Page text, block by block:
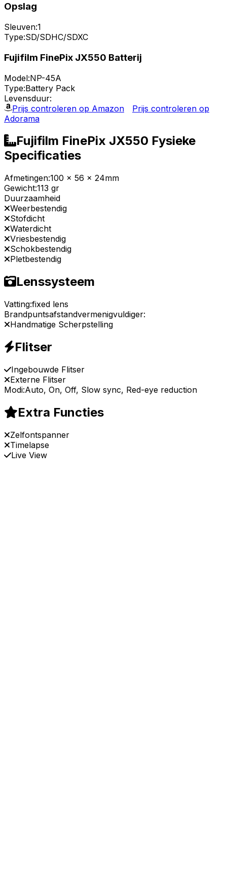
Opslag
Sleuven:1
Type:SD/SDHC/SDXC
Fujifilm FinePix JX550 Batterij
Model:NP-45A
Type:Battery Pack
Levensduur:
Prijs controleren op Amazon
Prijs controleren op
Adorama
Fujifilm FinePix JX550 Fysieke
Specificaties
Afmetingen:100 x 56 x 24mm
Gewicht:113 gr
Duurzaamheid
Weerbestendig
Stofdicht
Waterdicht
Vriesbestendig
Schokbestendig
Pletbestendig
Lenssysteem
Vatting:fixed lens
Brandpuntsafstandvermenigvuldiger:
Handmatige Scherpstelling
Flitser
Ingebouwde Flitser
Externe Flitser
Modi:Auto, On, Off, Slow sync, Red-eye reduction
Extra Functies
Zelfontspanner
Timelapse
Live View